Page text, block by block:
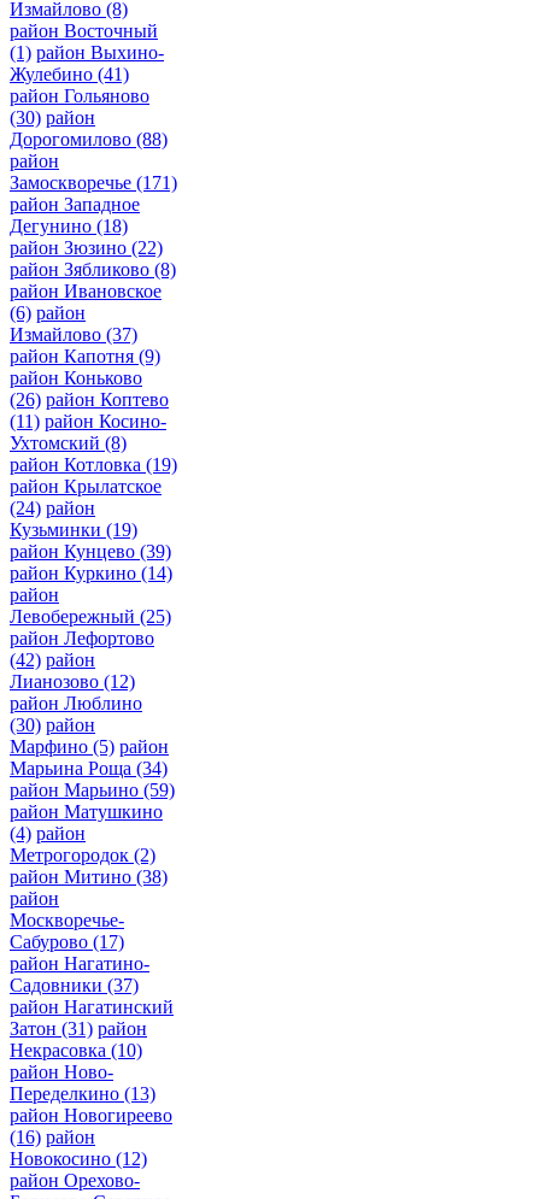
Измайлово (8)
район Восточный
(1) район Выхино-
Жулебино (41)
район Гольяново
(30) район
Дорогомилово (88)
район
Замоскворечье (171)
район Западное
Дегунино (18)
район Зюзино (22)
район Зябликово (8)
район Ивановское
(6) район
Измайлово (37)
район Капотня (9)
район Коньково
(26) район Коптево
(11) район Косино-
Ухтомский (8)
район Котловка (19)
район Крылатское
(24) район
Кузьминки (19)
район Кунцево (39)
район Куркино (14)
район
Левобережный (25)
район Лефортово
(42) район
Лианозово (12)
район Люблино
(30) район
Марфино (5) район
Марьина Роща (34)
район Марьино (59)
район Матушкино
(4) район
Метрогородок (2)
район Митино (38)
район
Москворечье-
Сабурово (17)
район Нагатино-
Садовники (37)
район Нагатинский
Затон (31) район
Некрасовка (10)
район Ново-
Переделкино (13)
район Новогиреево
(16) район
Новокосино (12)
район Орехово-